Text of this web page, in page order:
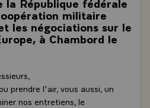
militaire
les négociations sur le
à Chambord le
prendre l'air, vous aussi, un
nos entretiens, le